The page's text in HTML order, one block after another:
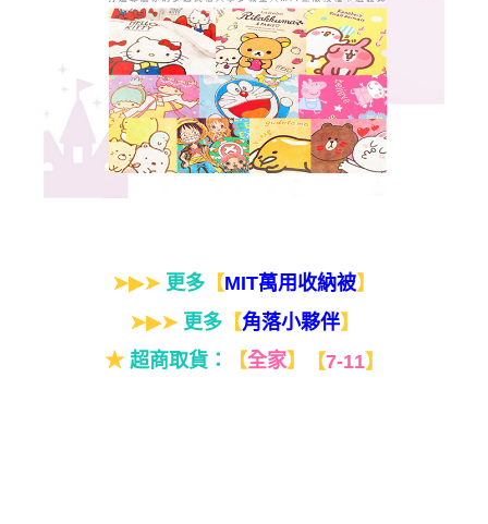
➤▶➤ 更多 【MIT萬用收納被】
➤▶➤ 更多【角落小夥伴】
★ 超商取貨： 【全家】 【7-11】